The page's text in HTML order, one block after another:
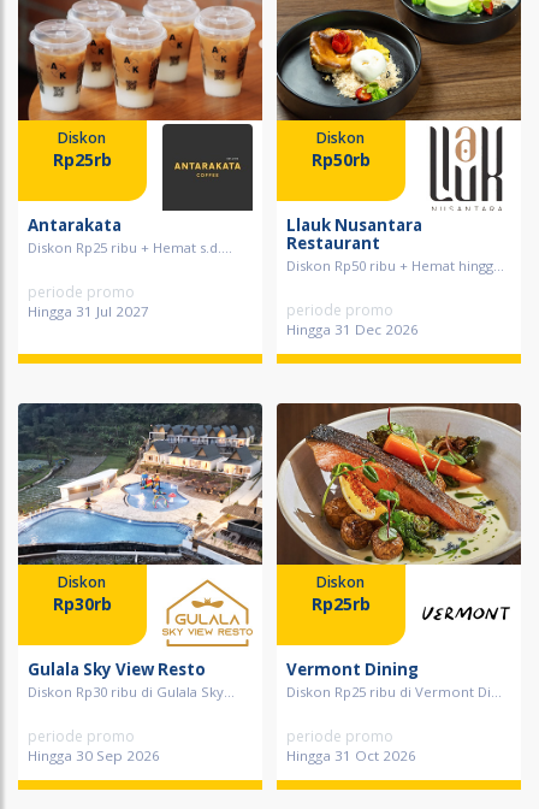
Diskon
Rp25rb
Antarakata
Diskon Rp25 ribu + Hemat s.d....
periode promo
Hingga 31 Jul 2027
Diskon
Rp50rb
Llauk Nusantara
Restaurant
Diskon Rp50 ribu + Hemat hingg...
periode promo
Hingga 31 Dec 2026
Diskon
Rp30rb
Gulala Sky View Resto
Diskon Rp30 ribu di Gulala Sky...
periode promo
Hingga 30 Sep 2026
Diskon
Rp25rb
Vermont Dining
Diskon Rp25 ribu di Vermont Di...
periode promo
Hingga 31 Oct 2026